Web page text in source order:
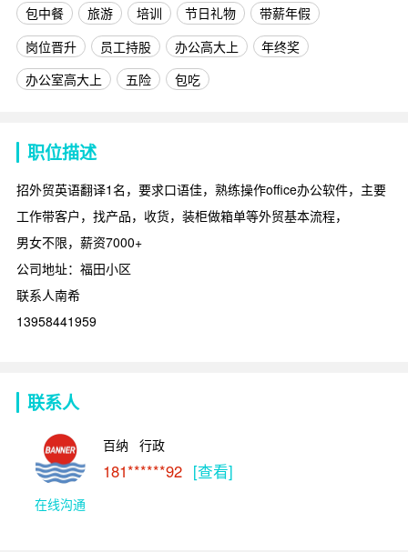
包中餐 旅游 培训 节日礼物
带薪年假
岗位晋升
员工持股 办公高大上
年终奖
办公室高大上
五险 包吃
职位描述
招外贸英语翻译1名，要求口语佳，熟练操作office办公软件，主要
工作带客户，找产品，收货，装柜做箱单等外贸基本流程，
男女不限，薪资7000+
公司地址：福田小区
联系人南希
13958441959
联系人
在线沟通
百纳   行政
181******92 [查看]